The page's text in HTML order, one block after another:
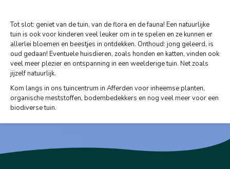
Tot slot: geniet van de tuin, van de flora en de fauna! Een natuurlijke
tuin is ook voor kinderen veel leuker om in te spelen en ze kunnen er
allerlei bloemen en beestjes in ontdekken. Onthoud: jong geleerd, is
oud gedaan! Eventuele huisdieren, zoals honden en katten, vinden ook
veel meer plezier en ontspanning in een weelderige tuin. Net zoals
jijzelf natuurlijk.
Kom langs in ons tuincentrum in Afferden voor inheemse planten,
organische meststoffen, bodembedekkers en nog veel meer voor een
biodiverse tuin.